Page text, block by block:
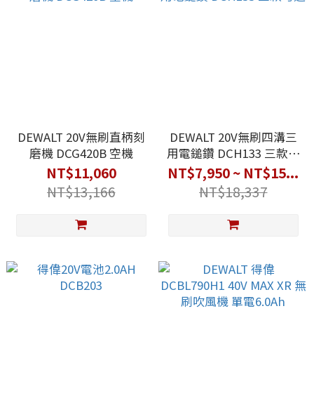
DEWALT 20V無刷直柄刻
磨機 DCG420B 空機
NT$11,060
NT$13,166
DEWALT 20V無刷四溝三
用電鎚鑽 DCH133 三款可
選
NT$7,950 ~ NT$15...
NT$18,337